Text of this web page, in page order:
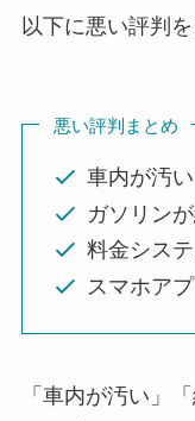
以下に悪い評判
悪い評判まとめ
車内が汚い
ガソリン
料金シス
スマホア
「車内が汚い」